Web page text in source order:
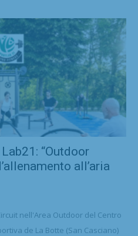
“Outdoor
all’aria
nell'Area Outdoor del Centro
de La Botte (San Casciano)